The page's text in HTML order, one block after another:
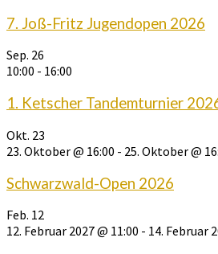
7. Joß-Fritz Jugendopen 2026
Sep. 26
10:00 - 16:00
1. Ketscher Tandemturnier
Okt. 23
23. Oktober @ 16:00 - 25. Oktober @
Schwarzwald-Open 2026
Feb. 12
12. Februar 2027 @ 11:00 - 14. Februar